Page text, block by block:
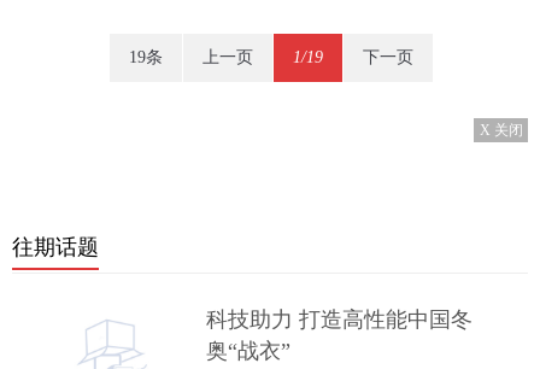
19条 上一页 1/19 下一页
X 关闭
往期话题
科技助力 打造高性能中国冬
奥“战衣”